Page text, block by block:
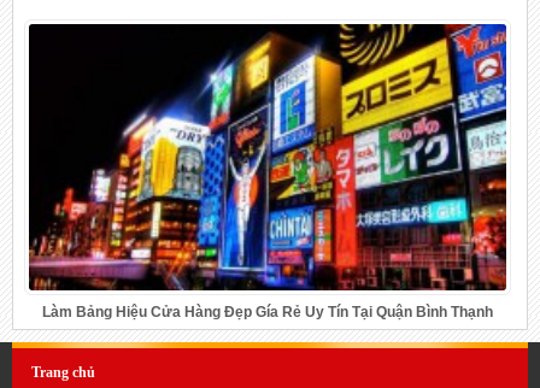
Làm Bảng Hiệu Cửa Hàng Đẹp Gía Rẻ Uy Tín Tại Quận Bình Thạnh
Trang chủ